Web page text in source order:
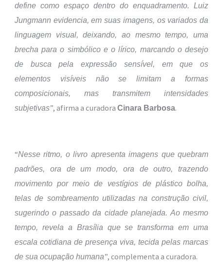
define como espaço dentro do enquadramento. Luiz
Jungmann evidencia, em suas imagens, os variados da
linguagem visual, deixando, ao mesmo tempo, uma
brecha para o simbólico e o lírico, marcando o desejo
de busca pela expressão sensível, em que os
elementos visíveis não se limitam a formas
composicionais, mas transmitem intensidades
subjetivas”, afirma a curadora Cinara Barbosa.
“Nesse ritmo, o livro apresenta imagens que quebram
padrões, ora de um modo, ora de outro, trazendo
movimento por meio de vestígios de plástico bolha,
telas de sombreamento utilizadas na construção civil,
sugerindo o passado da cidade planejada. Ao mesmo
tempo, revela a Brasília que se transforma em uma
escala cotidiana de presença viva, tecida pelas marcas
de sua ocupação humana”, complementa a curadora.